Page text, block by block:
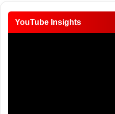
YouTube Insights